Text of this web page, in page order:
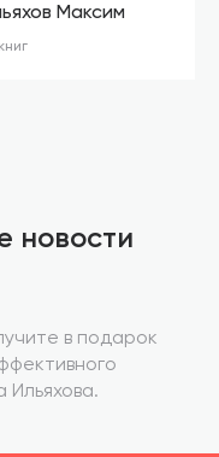
Максим
новости
в подарок
Ильяхова.